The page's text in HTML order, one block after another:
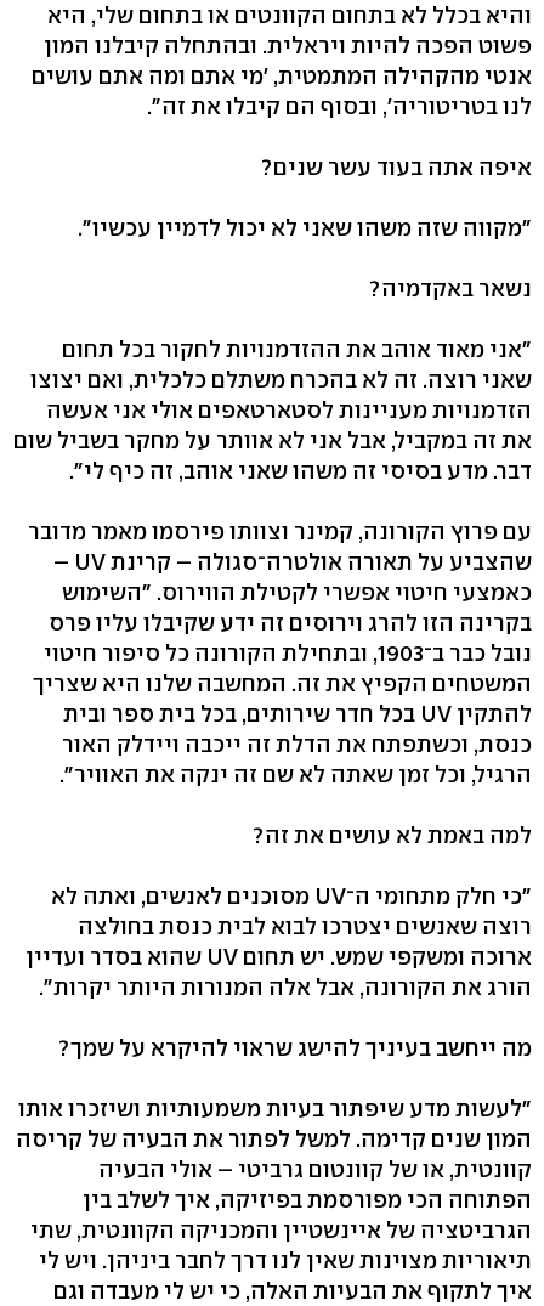
והיא בכלל לא בתחום הקוונטים או בתחום שלי, היא
פשוט הפכה להיות ויראלית. ובהתחלה קיבלנו המון
אנטי מהקהילה המתמטית, 'מי אתם ומה אתם עושים
לנו בטריטוריה', ובסוף הם קיבלו את זה".
איפה אתה בעוד עשר שנים?
"מקווה שזה משהו שאני לא יכול לדמיין עכשיו".
נשאר באקדמיה?
"אני מאוד אוהב את ההזדמנויות לחקור בכל תחום
שאני רוצה. זה לא בהכרח משתלם כלכלית, ואם יצוצו
הזדמנויות מעניינות לסטארטאפים אולי אני אעשה
את זה במקביל, אבל אני לא אוותר על מחקר בשביל שום
דבר. מדע בסיסי זה משהו שאני אוהב, זה כיף לי".
עם פרוץ הקורונה, קמינר וצוותו פירסמו מאמר מדובר
שהצביע על תאורה אולטרה־סגולה – קרינת UV –
כאמצעי חיטוי אפשרי לקטילת הווירוס. "השימוש
בקרינה הזו להרג וירוסים זה ידע שקיבלו עליו פרס
נובל כבר ב־1903, ובתחילת הקורונה כל סיפור חיטוי
המשטחים הקפיץ את זה. המחשבה שלנו היא שצריך
להתקין UV בכל חדר שירותים, בכל בית ספר ובית
כנסת, וכשתפתח את הדלת זה ייכבה ויידלק האור
הרגיל, וכל זמן שאתה לא שם זה ינקה את האוויר".
למה באמת לא עושים את זה?
"כי חלק מתחומי ה־UV מסוכנים לאנשים, ואתה לא
רוצה שאנשים יצטרכו לבוא לבית כנסת בחולצה
ארוכה ומשקפי שמש. יש תחום UV שהוא בסדר ועדיין
הורג את הקורונה, אבל אלה המנורות היותר יקרות".
מה ייחשב בעיניך להישג שראוי להיקרא על שמך?
"לעשות מדע שיפתור בעיות משמעותיות ושיזכרו אותו
המון שנים קדימה. למשל לפתור את הבעיה של קריסה
קוונטית, או של קוונטום גרביטי – אולי הבעיה
הפתוחה הכי מפורסמת בפיזיקה, איך לשלב בין
הגרביטציה של איינשטיין והמכניקה הקוונטית, שתי
תיאוריות מצוינות שאין לנו דרך לחבר ביניהן. ויש לי
איך לתקוף את הבעיות האלה, כי יש לי מעבדה וגם